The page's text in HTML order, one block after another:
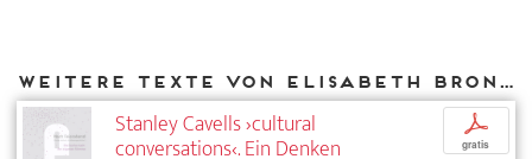
Weitere Texte von Elisabeth Bronfen bei DIAPHANES
Stanley Cavells ›cultural
conversations‹. Ein Denken
p
gratis